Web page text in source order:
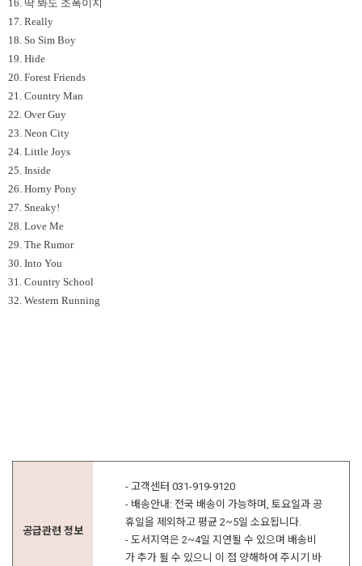
16. 딱 봐도 조폭이지
17. Really
18. So Sim Boy
19. Hide
20. Forest Friends
21. Country Man
22. Over Guy
23. Neon City
24. Little Joys
25. Inside
26. Horny Pony
27. Sneaky!
28. Love Me
29. The Rumor
30. Into You
31. Country School
32. Western Running
공급관련 정보
- 고객센터 031-919-9120
- 배송안내: 전국 배송이 가능하며, 토요일과 공
휴일을 제외하고 평균 2~5일 소요됩니다.
- 도서지역은 2~4일 지연될 수 있으며 배송비
가 추가 될 수 있으니 이 점 양해하여 주시기 바